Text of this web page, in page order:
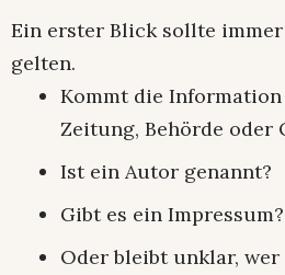
Ein erster Blick sollte immer
gelten.
Kommt die
Zeitung, Behörde oder
Ist ein Autor genannt?
Gibt es ein Impressum?
Oder bleibt unklar,